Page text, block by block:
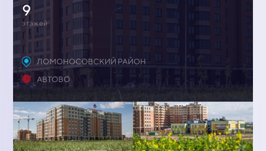
9
этажей
ЛОМОНОСОВСКИЙ РАЙОН
АВТОВО